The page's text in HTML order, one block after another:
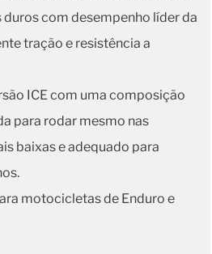
com desempenho líder da
tração e resistência a
ICE com uma composição
para rodar mesmo nas
baixas e adequado para
motocicletas de Enduro e